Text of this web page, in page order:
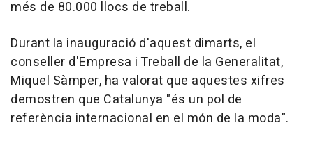
més de 80.000 llocs de treball.
Durant la inauguració d'aquest dimarts, el
conseller d'Empresa i Treball de la Generalitat,
Miquel Sàmper, ha valorat que aquestes xifres
demostren que Catalunya "és un pol de
referència internacional en el món de la moda".